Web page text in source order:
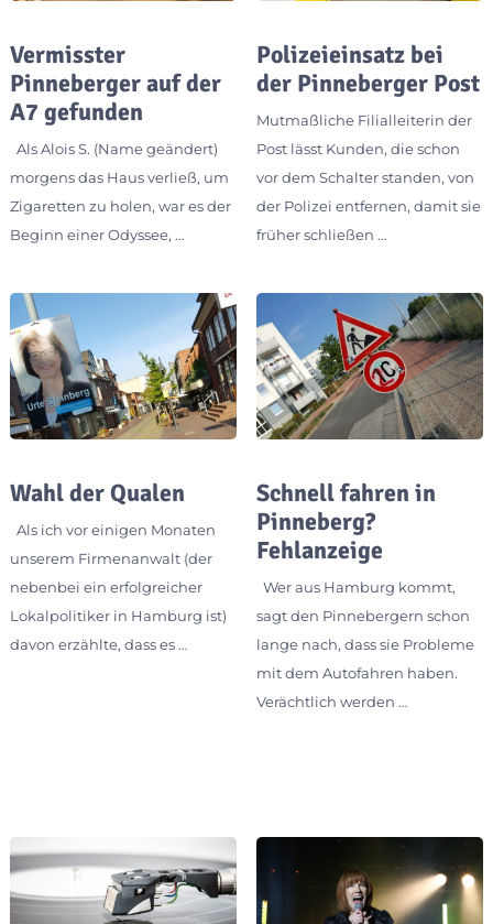
Vermisster
Pinneberger auf der
A7 gefunden
Als Alois S. (Name geändert)
morgens das Haus verließ, um
Zigaretten zu holen, war es der
Beginn einer Odyssee, …
Polizeieinsatz bei
der Pinneberger Post
Mutmaßliche Filialleiterin der
Post lässt Kunden, die schon
vor dem Schalter standen, von
der Polizei entfernen, damit sie
früher schließen …
Wahl der Qualen
Als ich vor einigen Monaten
unserem Firmenanwalt (der
nebenbei ein erfolgreicher
Lokalpolitiker in Hamburg ist)
davon erzählte, dass es …
Schnell fahren in
Pinneberg?
Fehlanzeige
Wer aus Hamburg kommt,
sagt den Pinnebergern schon
lange nach, dass sie Probleme
mit dem Autofahren haben.
Verächtlich werden …